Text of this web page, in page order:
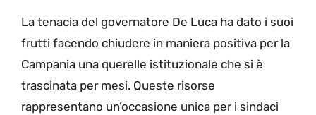
La tenacia del governatore De Luca ha dato i suoi
frutti facendo chiudere in maniera positiva per la
Campania una querelle istituzionale che si è
trascinata per mesi. Queste risorse
rappresentano un’occasione unica per i sindaci